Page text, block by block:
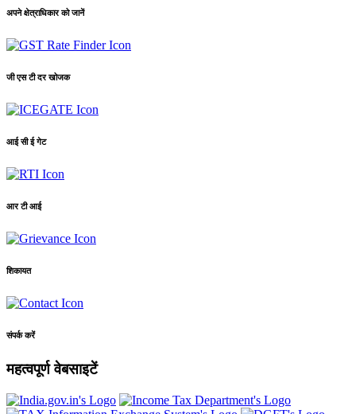
अपने क्षेत्राधिकार को जानें
जी एस टी दर खोजक
आई सी ई गेट
आर टी आई
शिकायत
संपर्क करें
महत्वपूर्ण वेबसाइटें